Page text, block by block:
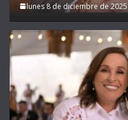
lunes 8 de diciembre de 2025